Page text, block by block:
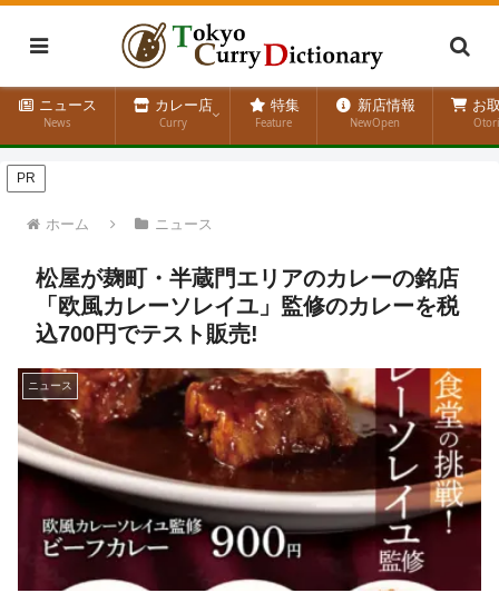
ニュース
News
カレー店
Curry
特集
Feature
新店情報
NewOpen
お
PR
ホーム ニュース
松屋が麹町・半蔵門エリアのカレーの銘店
「欧風カレーソレイユ」監修のカレーを税
込700円でテスト販売!
ニュース